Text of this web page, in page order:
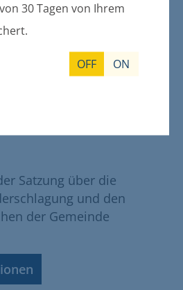
30 Tagen von Ihrem
OFF ON
Satzung über die
Satzung über die
und den
der Gemeinde